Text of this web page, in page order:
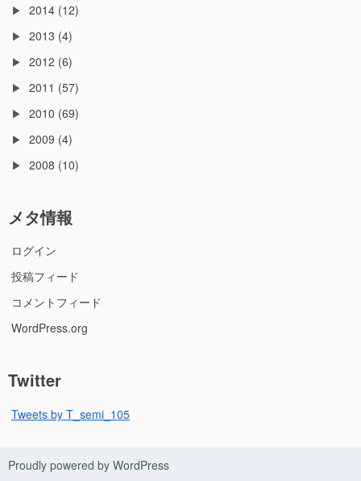
2014 (12)
2013 (4)
2012 (6)
2011 (57)
2010 (69)
2009 (4)
2008 (10)
メタ情報
ログイン
投稿フィード
コメントフィード
WordPress.org
Twitter
Tweets by T_semi_105
Proudly powered by WordPress